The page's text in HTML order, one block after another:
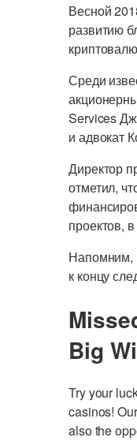
Весной
развитию
Среди
Services
и адвокат
Директор
отметил,
проектов,
Напомним,
к концу
Big
Try your
casinos!
also the